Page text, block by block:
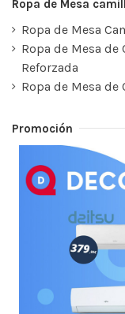
Ropa de Mesa
Ropa de Mesa
Ropa de Mesa
Reforzada
Ropa de Mesa
Promoción